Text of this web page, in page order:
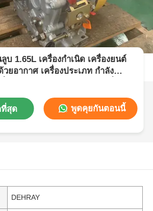
บ 1.65L เครื่องกําเนิด เครื่องยนต์
วยอากาศ เครื่องประเภท กําลัง
งกําเนิดพลังงานแรงหนัก เครื่อง
ที่สุด พูดคุยกันตอนนี้
DEHRAY